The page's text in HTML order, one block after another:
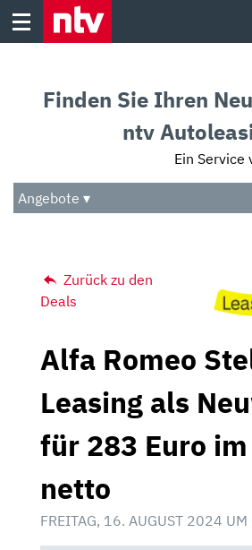
Skip
Audio
Das Beste
Finden Sie Ihren
ntv
Ein Service
Angebote ▾
Zurück zu den
Deals
Alfa Romeo
Leasing als
für 283 Euro
netto
FREITAG, 16. AUGUST 2024